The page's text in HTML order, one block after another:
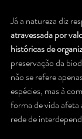
Já a natureza diz
atravessada por
históricas de
preservação da
não se refere
espécies, mas à
forma de vida
rede de